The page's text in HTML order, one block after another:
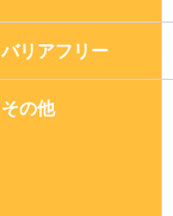
バリアフリー
その他